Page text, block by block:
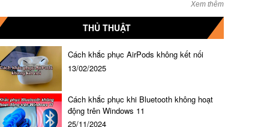
Xem thêm
THỦ THUẬT
Cách khắc phục AirPods không kết nối
13/02/2025
Cách khắc phục khi Bluetooth không hoạt
động trên Windows 11
25/11/2024